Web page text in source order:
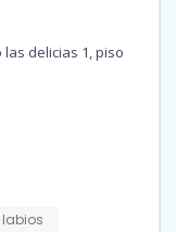
delicias 1, piso